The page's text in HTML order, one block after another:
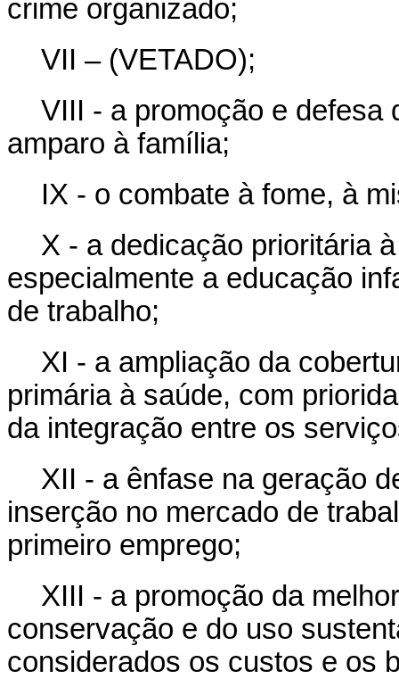
crime organizado;
VII – (VETADO);
VIII - a promoção e defesa
amparo à família;
IX - o combate à fome, à
X - a dedicação prioritária
especialmente a educação
de trabalho;
XI - a ampliação da
primária à saúde, com
da integração entre os
XII - a ênfase na geração
inserção no mercado de
primeiro emprego;
XIII - a promoção da
conservação e do uso
considerados os custos e os